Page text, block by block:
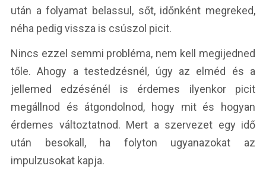
után a folyamat belassul, sőt, időnként megreked,
néha pedig vissza is csúszol picit.
Nincs ezzel semmi probléma, nem kell megijedned
tőle. Ahogy a testedzésnél, úgy az elméd és a
jellemed edzésénél is érdemes ilyenkor picit
megállnod és átgondolnod, hogy mit és hogyan
érdemes változtatnod. Mert a szervezet egy idő
után besokall, ha folyton ugyanazokat az
impulzusokat kapja.